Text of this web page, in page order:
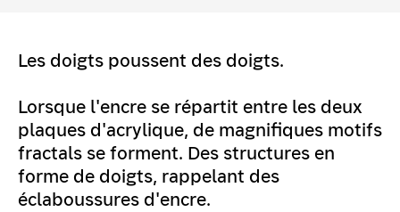
Les doigts poussent des doigts.
Lorsque l'encre se répartit entre les deux
plaques d'acrylique, de magnifiques motifs
fractals se forment. Des structures en
forme de doigts, rappelant des
éclaboussures d'encre.